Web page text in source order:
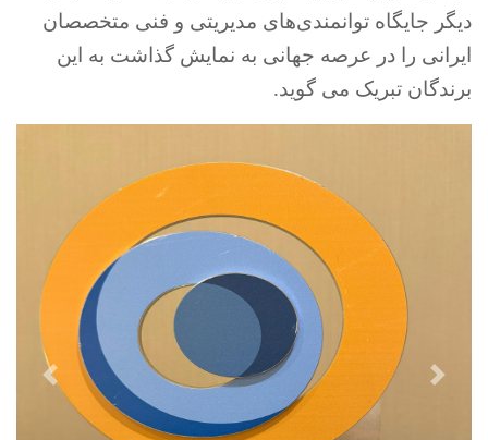
دیگر جایگاه توانمندی‌های مدیریتی و فنی متخصصان
ایرانی را در عرصه جهانی به نمایش گذاشت به این
برندگان تبریک می گوید.
Previous
Next